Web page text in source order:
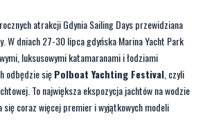
atrakcji Gdynia Sailing Days przewidziana
W dniach 27-30 lipca gdyńska Marina Yacht Park
luksusowymi katamaranami i łodziami
odbędzie sięPolboat Yachting Festival , czyli
To największa ekspozycja jachtów na wodzie
się coraz więcej premier i wyjątkowych modeli